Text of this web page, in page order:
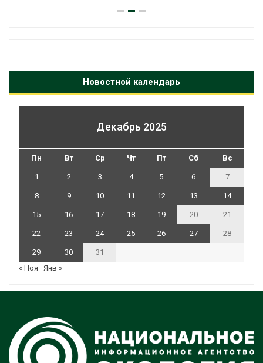
Новостной календарь
Декабрь 2025
Пн Вт Ср Чт Пт Сб Вс
1 2 3 4 5 6 7
8 9 10 11 12 13 14
15 16 17 18 19 20 21
22 23 24 25 26 27 28
29 30
31
« Ноя
Янв »